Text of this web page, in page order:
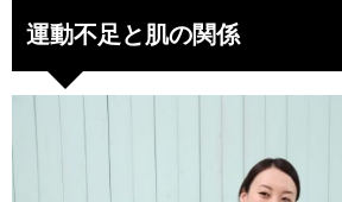
運動不足と肌の関係